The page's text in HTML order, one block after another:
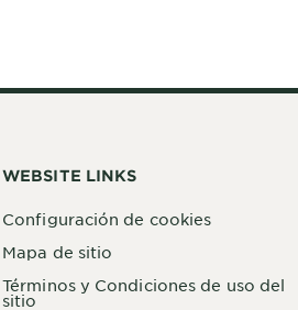
WEBSITE LINKS
Configuración de cookies
Mapa de sitio
Términos y Condiciones de uso del
sitio